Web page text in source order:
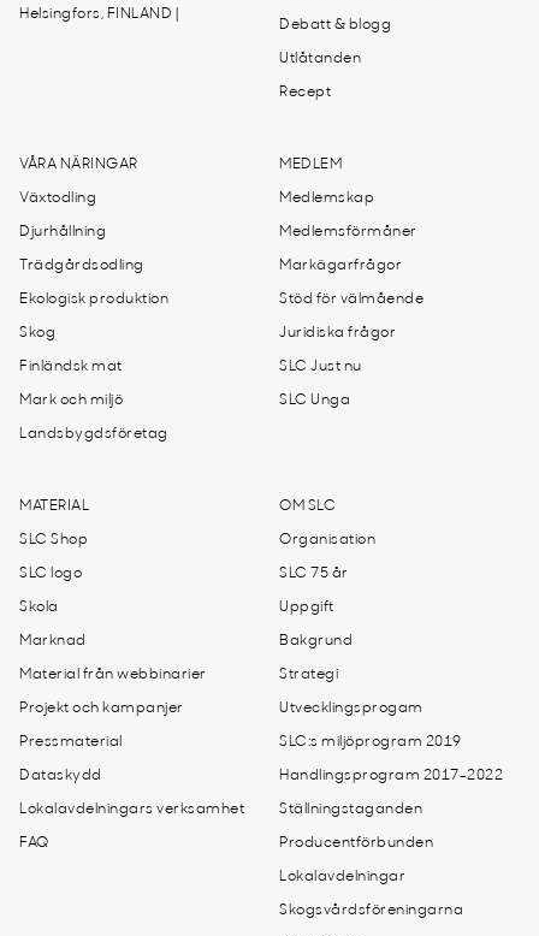
Helsingfors, FINLAND |
Debatt & blogg
Utlåtanden
Recept
VÅRA NÄRINGAR
Växtodling
Djurhållning
Trädgårdsodling
Ekologisk produktion
Skog
Finländsk mat
Mark och miljö
Landsbygdsföretag
MEDLEM
Medlemskap
Medlemsförmåner
Markägarfrågor
Stöd för välmående
Juridiska frågor
SLC Just nu
SLC Unga
MATERIAL
SLC Shop
SLC logo
Skola
Marknad
Material från webbinarier
Projekt och kampanjer
Pressmaterial
Dataskydd
Lokalavdelningars verksamhet
FAQ
OM SLC
Organisation
SLC 75 år
Uppgift
Bakgrund
Strategi
Utvecklingsprogam
SLC:s miljöprogram 2019
Handlingsprogram 2017-2022
Ställningstaganden
Producentförbunden
Lokalavdelningar
Skogsvårdsföreningarna